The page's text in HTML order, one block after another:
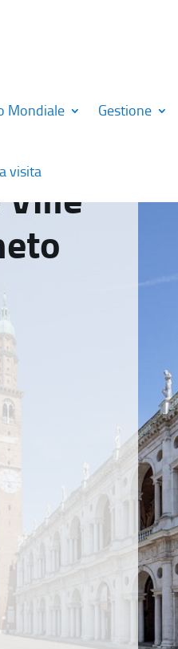
Mondiale Gestione
visita
Ville